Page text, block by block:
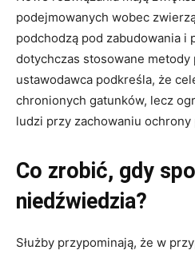
podejmowanych wobec
podchodzą pod zabudowania i
dotychczas stosowane metody
ustawodawca podkreśla, że
chronionych gatunków, lecz
ludzi przy zachowaniu ochrony
Co zrobić, gdy
niedźwiedzia?
Służby przypominają, że w